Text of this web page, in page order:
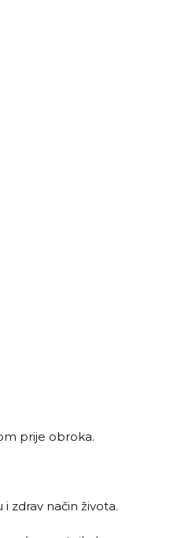
prije obroka.
zdrav način života.